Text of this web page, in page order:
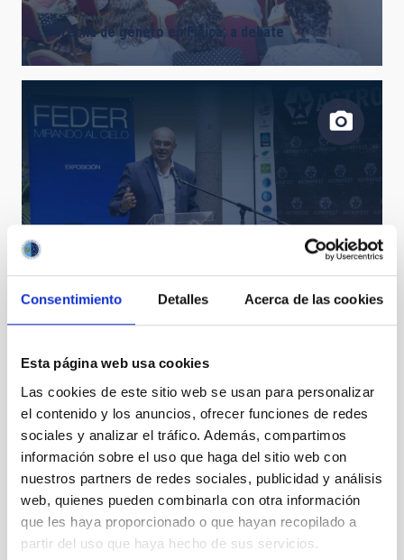
Consentimiento Detalles Acerca de las cookies
Esta página web usa cookies
Las cookies de este sitio web se usan para personalizar
el contenido y los anuncios, ofrecer funciones de redes
sociales y analizar el tráfico. Además, compartimos
información sobre el uso que haga del sitio web con
nuestros partners de redes sociales, publicidad y análisis
web, quienes pueden combinarla con otra información
que les haya proporcionado o que hayan recopilado a
partir del uso que haya hecho de sus servicios.
La brecha de género en Física, a debate
The VI Conference “Science with the Gran
Telescopio Canarias” opens